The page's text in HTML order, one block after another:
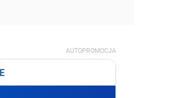
AUTOPROMOCJA